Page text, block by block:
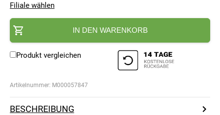
Filiale wählen
IN DEN WARENKORB
Produkt vergleichen
Artikelnummer: M000057847
BESCHREIBUNG